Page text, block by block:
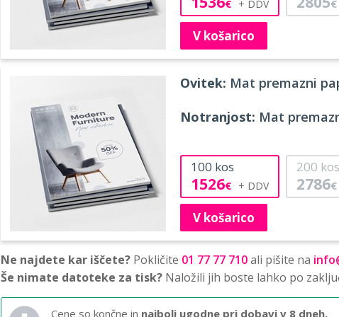
€ €
V košarico
Ovitek: Mat premazni
Notranjost: Mat
100 kos
1526€
200 kos
2786€
V košarico
Ne najdete kar iščete? Pokličite 01 77 77 710ali pišite na
Še nimate datoteke za tisk? Naložili jih boste lahko po
Cene so končne in najbolj ugodne pri dobavi v 8 dneh.